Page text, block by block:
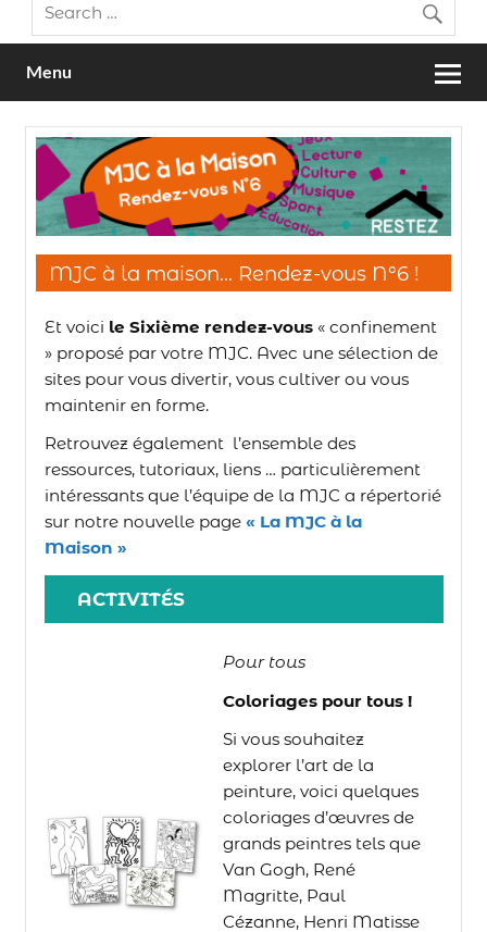
Menu
MJC à la maison… Rendez-vous N°6 !
Et voici le Sixième rendez-vous« confinement
» proposé par votre MJC. Avec une sélection de
sites pour vous divertir, vous cultiver ou vous
maintenir en forme.
Retrouvez également l’ensemble des
ressources, tutoriaux, liens … particulièrement
intéressants que l’équipe de la MJC a répertorié
sur notre nouvelle page « La MJC à la
Maison »
ACTIVITÉS
Pour tous
Coloriages pour tous !
Si vous souhaitez
explorer l’art de la
peinture, voici quelques
coloriages d’œuvres de
grands peintres tels que
Van Gogh, René
Magritte, Paul
Cézanne, Henri Matisse